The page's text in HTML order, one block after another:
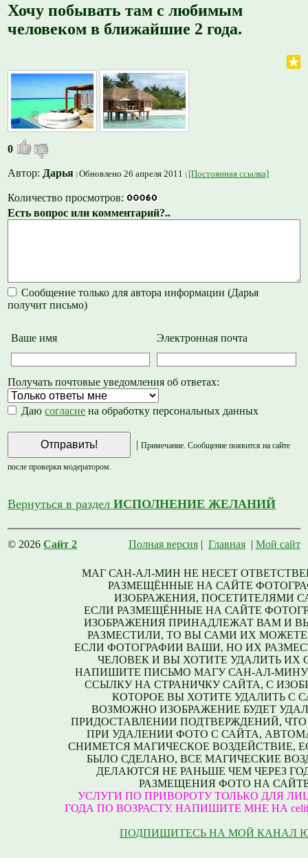
Хочу побывать там с любимым
человеком в ближайшие 2 года.
0
Автор: Дарья Обновлено 26 апреля 2011 [Постоянная ссылка]
Количество просмотров:
Есть вопрос или комментарий?..
Сообщение только для автора информации (Дарья
получит письмо)
Ваше имя Электронная почта
Получать почтовые уведомления об ответах:
Даюсогласие на обработку персональных данных
| Примечание. Сообщение появится на сайте
после проверки модератором.
Вернуться в разделИСПОЛНЕНИЕ ЖЕЛАНИЙ
© 2026Сайт 2 Полная версия| Главная| Мой сайт
МАГ САН-АЛ-МИН НЕ НЕСЕТ
РАЗМЕЩЁННЫЕ НА САЙТЕ
ИЗОБРАЖЕНИЯ, ПОСЕТИТЕЛЯМИ
ЕСЛИ РАЗМЕЩЁННЫЕ НА САЙТЕ
ИЗОБРАЖЕНИЯ ПРИНАДЛЕЖАТ ВАМ И
РАЗМЕСТИЛИ, ТО ВЫ САМИ ИХ МОЖЕТЕ
ЕСЛИ ФОТОГРАФИИ ВАШИ, НО ИХ
ЧЕЛОВЕК И ВЫ ХОТИТЕ УДАЛИТЬ ИХ
НАПИШИТЕ ПИСЬМО МАГУ САН-АЛ-
ССЫЛКУ НА СТРАНИЧКУ САЙТА, С
КОТОРОЕ ВЫ ХОТИТЕ УДАЛИТЬ С
ВОЗМОЖНО ИЗОБРАЖЕНИЕ БУДЕТ
ПРИДОСТАВЛЕНИИ ПОДТВЕРЖДЕНИЙ,
ПРИ УДАЛЕНИИ ФОТО С САЙТА,
СНИМЕТСЯ МАГИЧЕСКОЕ ВОЗДЕЙСТВИЕ,
БЫЛО СДЕЛАНО, ВСЕ МАГИЧЕСКИЕ
ДЕЛАЮТСЯ НЕ РАНЬШЕ ЧЕМ ЧЕРЕЗ
РАЗМЕЩЕНИЯ ФОТО НА
УСЛУГИ ПО ПРИВОРОТУ ТОЛЬКО ДЛЯ
ГОДА ПО ВОЗРАСТУ. НАПИШИТЕ МНЕ НА
ПОДПИШИТЕСЬ НА МОЙ КАНАЛ